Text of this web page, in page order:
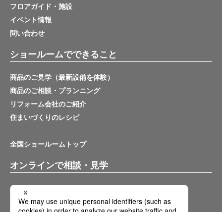
フロアガイド・施設
イベント情報
問い合わせ
ショールームでできること
商品のご見学（最新設備を体験）
商品のご相談・プランニング
リフォーム会社のご紹介
住まいづくりのレシピ
全国ショールームトップ
オンラインで相談・見学
バーチャルショールーム
オンライン相談サービス